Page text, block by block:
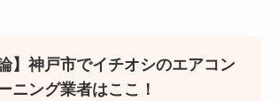
論】神戸市でイチオシのエアコン
ニング業者はここ！